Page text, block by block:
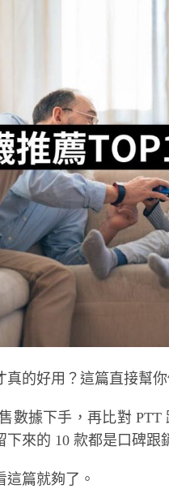
的好用？這篇直接幫你
數據下手，再比對
下來的 10 款都是口碑跟
篇就夠了。